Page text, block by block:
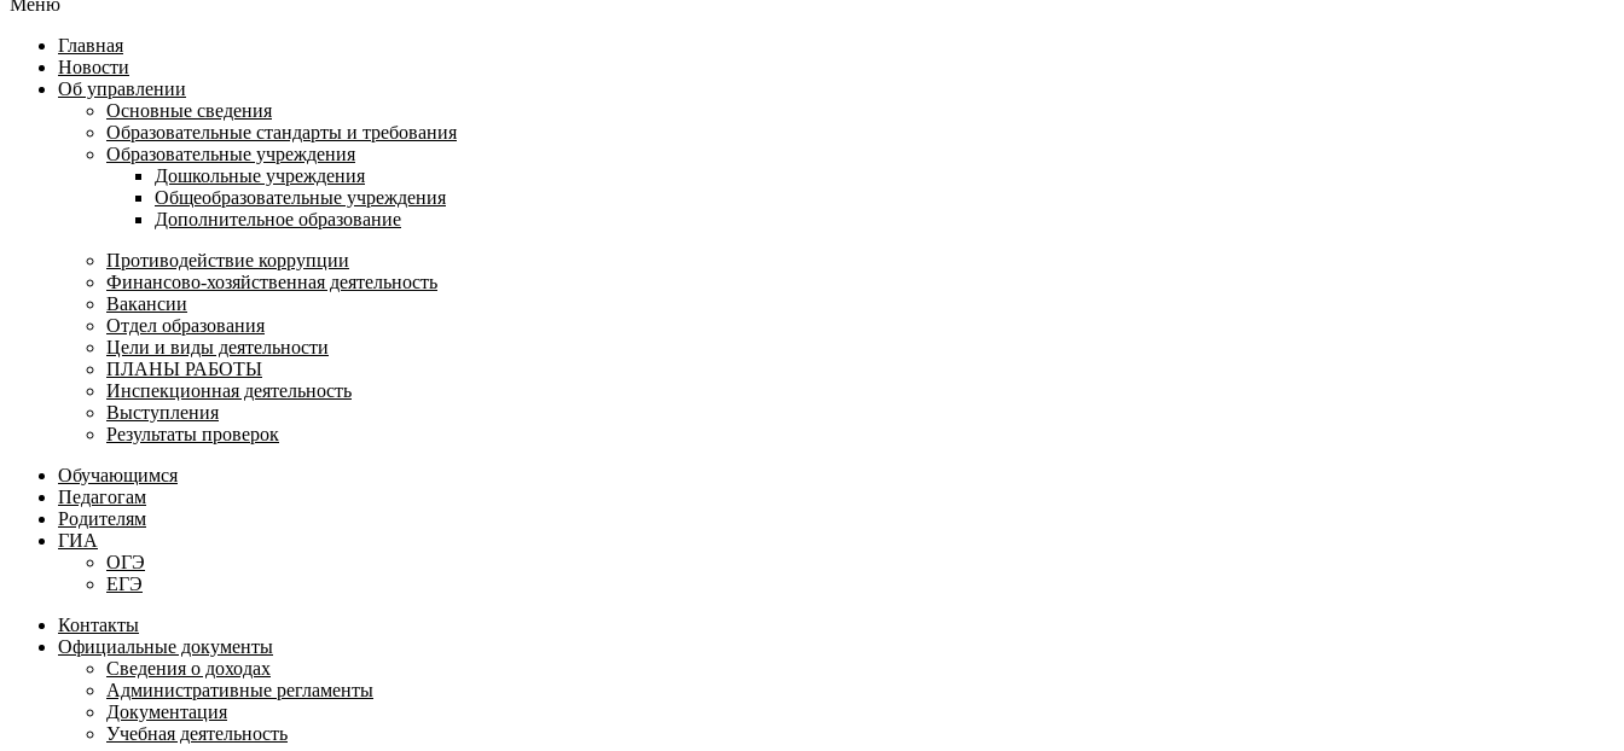
Меню
Главная
Новости
Об управлении
Основные сведения
Образовательные стандарты и требования
Образовательные учреждения
Дошкольные учреждения
Общеобразовательные учреждения
Дополнительное образование
Противодействие коррупции
Финансово-хозяйственная деятельность
Вакансии
Отдел образования
Цели и виды деятельности
ПЛАНЫ РАБОТЫ
Инспекционная деятельность
Выступления
Результаты проверок
Обучающимся
Педагогам
Родителям
ГИА
ОГЭ
ЕГЭ
Контакты
Официальные документы
Сведения о доходах
Административные регламенты
Документация
Учебная деятельность